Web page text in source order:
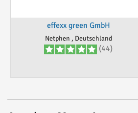
effexx green GmbH
Netphen , Deutschland
(44)